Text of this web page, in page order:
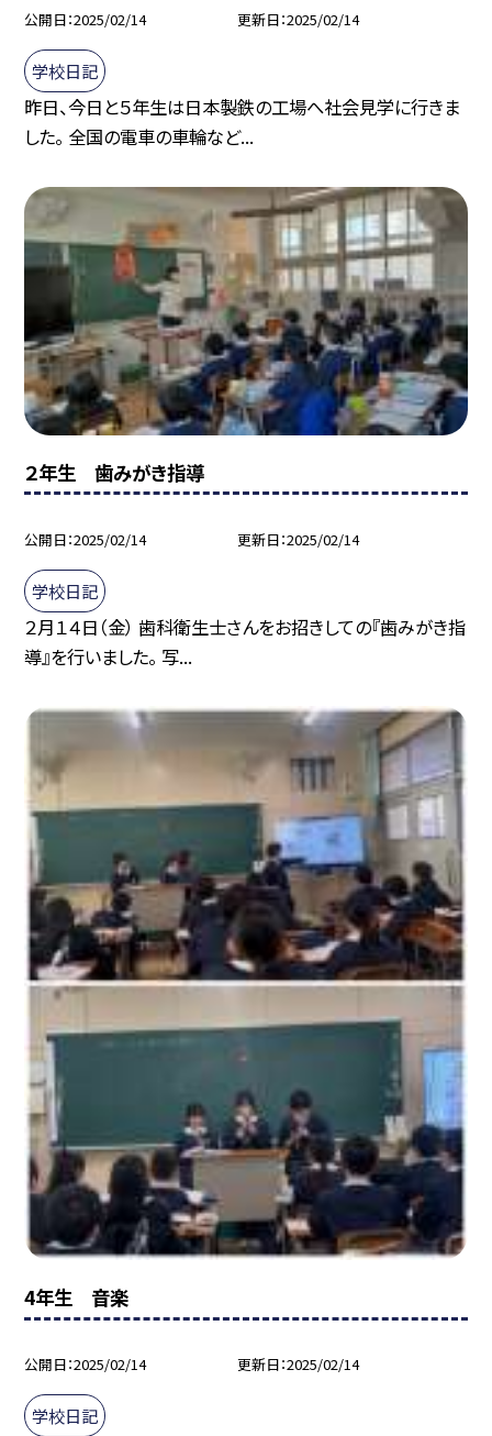
公開日 2025/02/14 更新日 2025/02/14
学校日記
昨日、今日と５年生は日本製鉄の工場へ社会見学に行きま
した。 全国の電車の車輪など...
２年生 歯みがき指導
公開日 2025/02/14 更新日 2025/02/14
学校日記
２月１４日（金） 歯科衛生士さんをお招きしての『歯みがき指
導』を行いました。 写...
4年生 音楽
公開日 2025/02/14 更新日 2025/02/14
学校日記